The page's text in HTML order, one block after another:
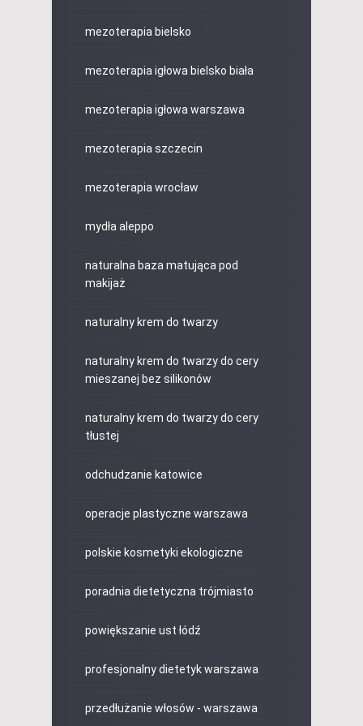
mezoterapia bielsko
mezoterapia igłowa bielsko biała
mezoterapia igłowa warszawa
mezoterapia szczecin
mezoterapia wrocław
mydła aleppo
naturalna baza matująca pod
makijaż
naturalny krem do twarzy
naturalny krem do twarzy do cery
mieszanej bez silikonów
naturalny krem do twarzy do cery
tłustej
odchudzanie katowice
operacje plastyczne warszawa
polskie kosmetyki ekologiczne
poradnia dietetyczna trójmiasto
powiększanie ust łódź
profesjonalny dietetyk warszawa
przedłużanie włosów - warszawa